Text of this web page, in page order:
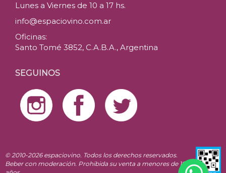
Lunes a Viernes de 10 a 17 hs.
info@espaciovino.com.ar
Oficinas:
Santo Tomé 3852, C.A.B.A., Argentina
SEGUINOS
© 2010-2026 espaciovino. Todos los derechos reservados.
Beber con moderación. Prohibida su venta a menores de 18